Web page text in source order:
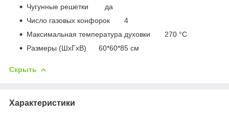
Чугунные решетки да
Число газовых конфорок 4
Максимальная температура духовки 270 °С
Размеры (ШхГхВ) 60*60*85 см
Скрыть
Характеристики